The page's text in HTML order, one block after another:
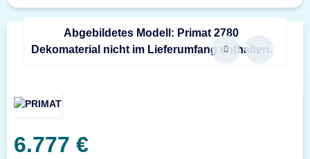
Abgebildetes Modell: Primat 2780
Dekomaterial nicht im Lieferumfang enthalten.
6.777 €